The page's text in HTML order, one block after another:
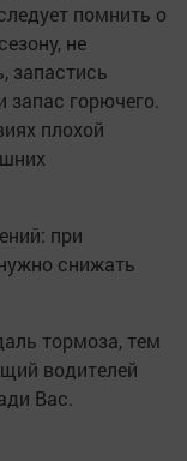
помнить о
не
запастись
горючего.
плохой
при
снижать
тормоза, тем
водителей
Вас.